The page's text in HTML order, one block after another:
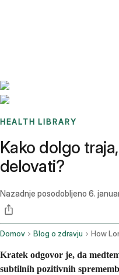
HEALTH LIBRARY
Kako dolgo
delovati?
Nazadnje posodobljeno 6.
Domov Blog o zdravju
Kratek odgovor je, da
subtilnih pozitivnih